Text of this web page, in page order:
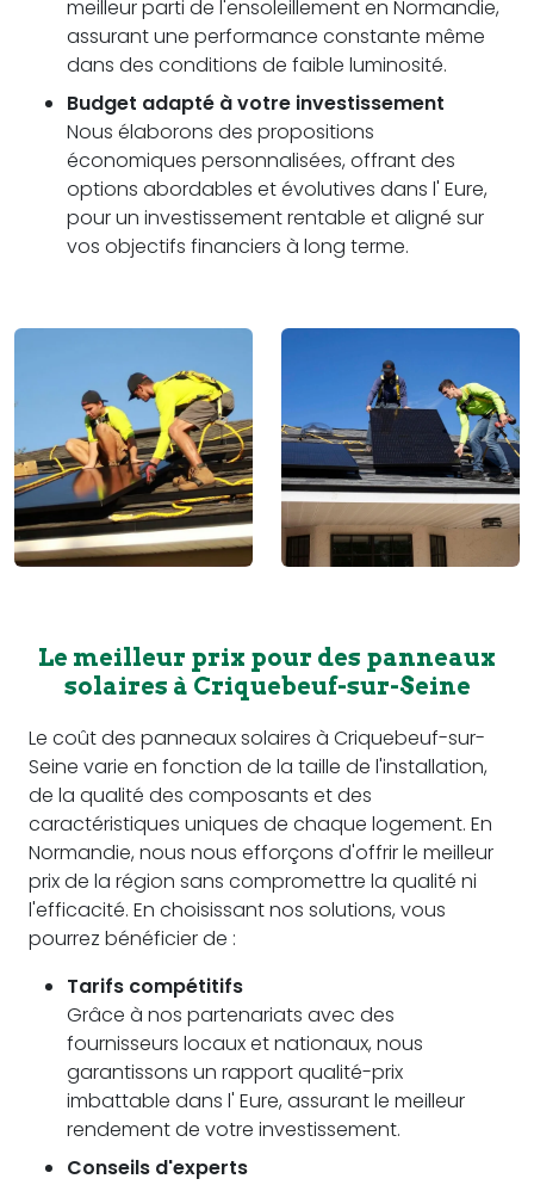
meilleur parti de l'ensoleillement en Normandie,
assurant une performance constante même
dans des conditions de faible luminosité.
Budget adapté à votre investissement
Nous élaborons des propositions
économiques personnalisées, offrant des
options abordables et évolutives dans l' Eure,
pour un investissement rentable et aligné sur
vos objectifs financiers à long terme.
Le meilleur prix pour des panneaux
solaires à Criquebeuf-sur-Seine
Le coût des panneaux solaires à Criquebeuf-sur-
Seine varie en fonction de la taille de l'installation,
de la qualité des composants et des
caractéristiques uniques de chaque logement. En
Normandie, nous nous efforçons d'offrir le meilleur
prix de la région sans compromettre la qualité ni
l'efficacité. En choisissant nos solutions, vous
pourrez bénéficier de :
Tarifs compétitifs
Grâce à nos partenariats avec des
fournisseurs locaux et nationaux, nous
garantissons un rapport qualité-prix
imbattable dans l' Eure, assurant le meilleur
rendement de votre investissement.
Conseils d'experts